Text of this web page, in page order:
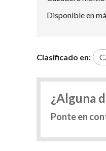
Disponible en
Clasificado en:
¿Alguna
Ponte en